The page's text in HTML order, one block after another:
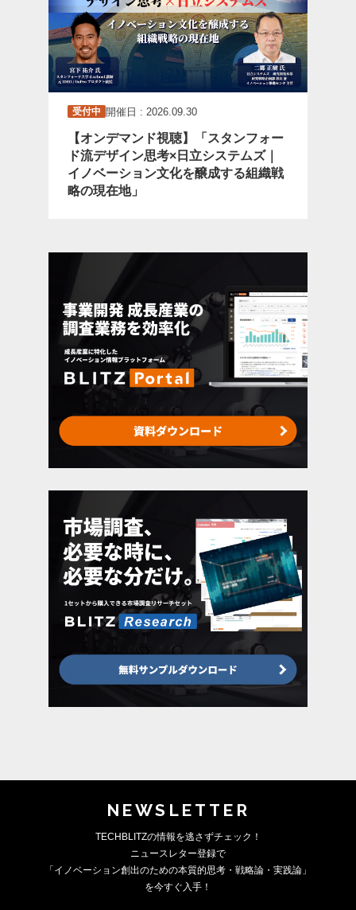
受付中 開催日 : 2026.09.30
【オンデマンド視聴】「スタンフォー
ド流デザイン思考×日立システムズ｜
イノベーション文化を醸成する組織戦
略の現在地」
NEWSLETTER
TECHBLITZの情報を逃さずチェック！
ニュースレター登録で
「イノベーション創出のための本質的思考・戦略論・実践論」
を今すぐ入手！